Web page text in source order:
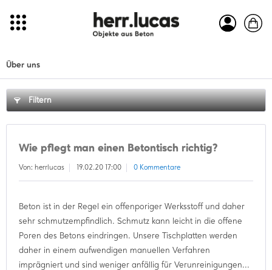
Über uns
Filtern
Wie pflegt man einen Betontisch richtig?
Von: herrlucas 19.02.20 17:00 0 Kommentare
Beton ist in der Regel ein offenporiger Werksstoff und daher
sehr schmutzempfindlich. Schmutz kann leicht in die offene
Poren des Betons eindringen. Unsere Tischplatten werden
daher in einem aufwendigen manuellen Verfahren
imprägniert und sind weniger anfällig für Verunreinigungen...